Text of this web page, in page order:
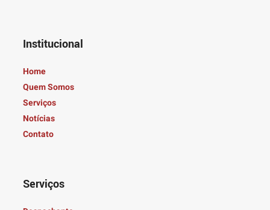
Institucional
Home
Quem Somos
Serviços
Notícias
Contato
Serviços